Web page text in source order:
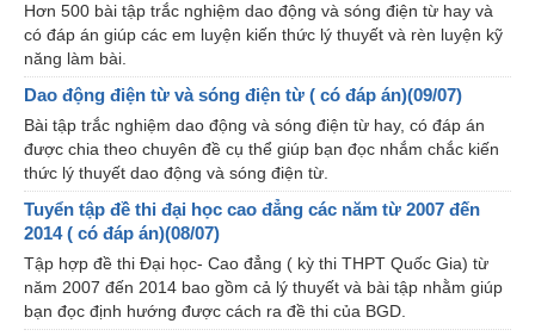
Hơn 500 bài tập trắc nghiệm dao động và sóng điện từ hay và
có đáp án giúp các em luyện kiến thức lý thuyết và rèn luyện kỹ
năng làm bài.
Dao động điện từ và sóng điện từ ( có đáp án)(09/07)
Bài tập trắc nghiệm dao động và sóng điện từ hay, có đáp án
được chia theo chuyên đề cụ thể giúp bạn đọc nhắm chắc kiến
thức lý thuyết dao động và sóng điện từ.
Tuyển tập đề thi đại học cao đẳng các năm từ 2007 đến
2014 ( có đáp án)(08/07)
Tập hợp đề thi Đại học- Cao đẳng ( kỳ thi THPT Quốc Gia) từ
năm 2007 đến 2014 bao gồm cả lý thuyết và bài tập nhằm giúp
bạn đọc định hướng được cách ra đề thi của BGD.